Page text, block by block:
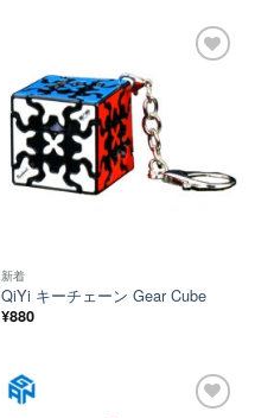
新着
QiYi キーチェーン Gear Cube
¥880